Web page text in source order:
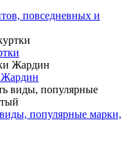
повседневных и
Жардин
популярные марки,